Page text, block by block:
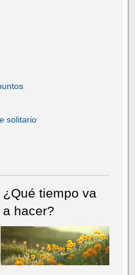
solitario
¿Qué tiempo va
a hacer?